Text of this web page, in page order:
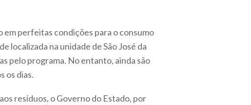
perfeitas condições para o consumo
localizada na unidade de São José da
pelo programa. No entanto, ainda são
os dias.
resíduos, o Governo do Estado, por